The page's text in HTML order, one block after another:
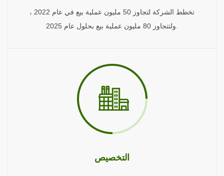
تخطط الشركة لتجاوز 50 مليون عملية بيع في عام 2022 ،
التخصيص